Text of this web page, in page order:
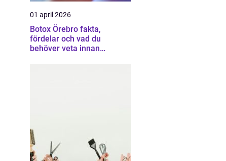
01 april 2026
Botox Örebro fakta,
fördelar och vad du
behöver veta innan